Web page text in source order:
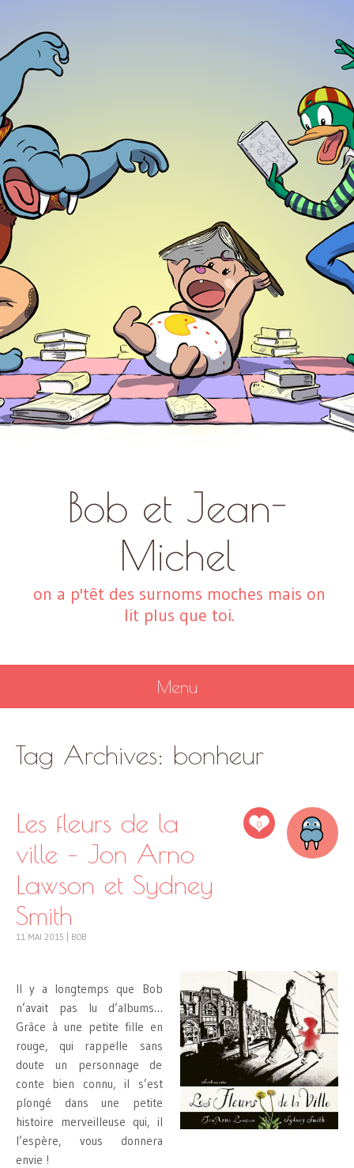
Bob et Jean-
Michel
on a p'têt des surnoms moches mais on
lit plus que toi.
Menu
TO
CONTENT
Tag Archives: bonheur
0
Les fleurs de la
ville – Jon Arno
Lawson et Sydney
Smith
11 MAI 2015 BOB
Il y a longtemps que Bob
n’avait pas lu d’albums…
Grâce à une petite fille en
rouge, qui rappelle sans
doute un personnage de
conte bien connu, il s’est
plongé dans une petite
histoire merveilleuse qui, il
l’espère, vous donnera
envie !